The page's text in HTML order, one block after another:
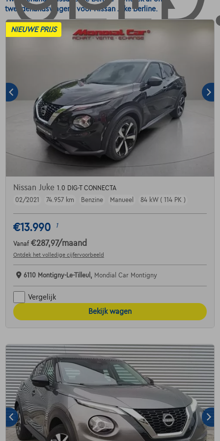
tweedehandswagens voor Nissan Juke Berline.
NIEUWE PRIJS
Nissan Juke 1.0 DIG-T CONNECTA
02/2021
74.957 km Benzine Manueel 84 kW ( 114 PK )
€13.990 1
Vanaf €287,97/maand
Ontdek het volledige cijfervoorbeeld
6110 Montigny-Le-Tilleul, Mondial Car Montigny
Vergelijk
Bekijk wagen